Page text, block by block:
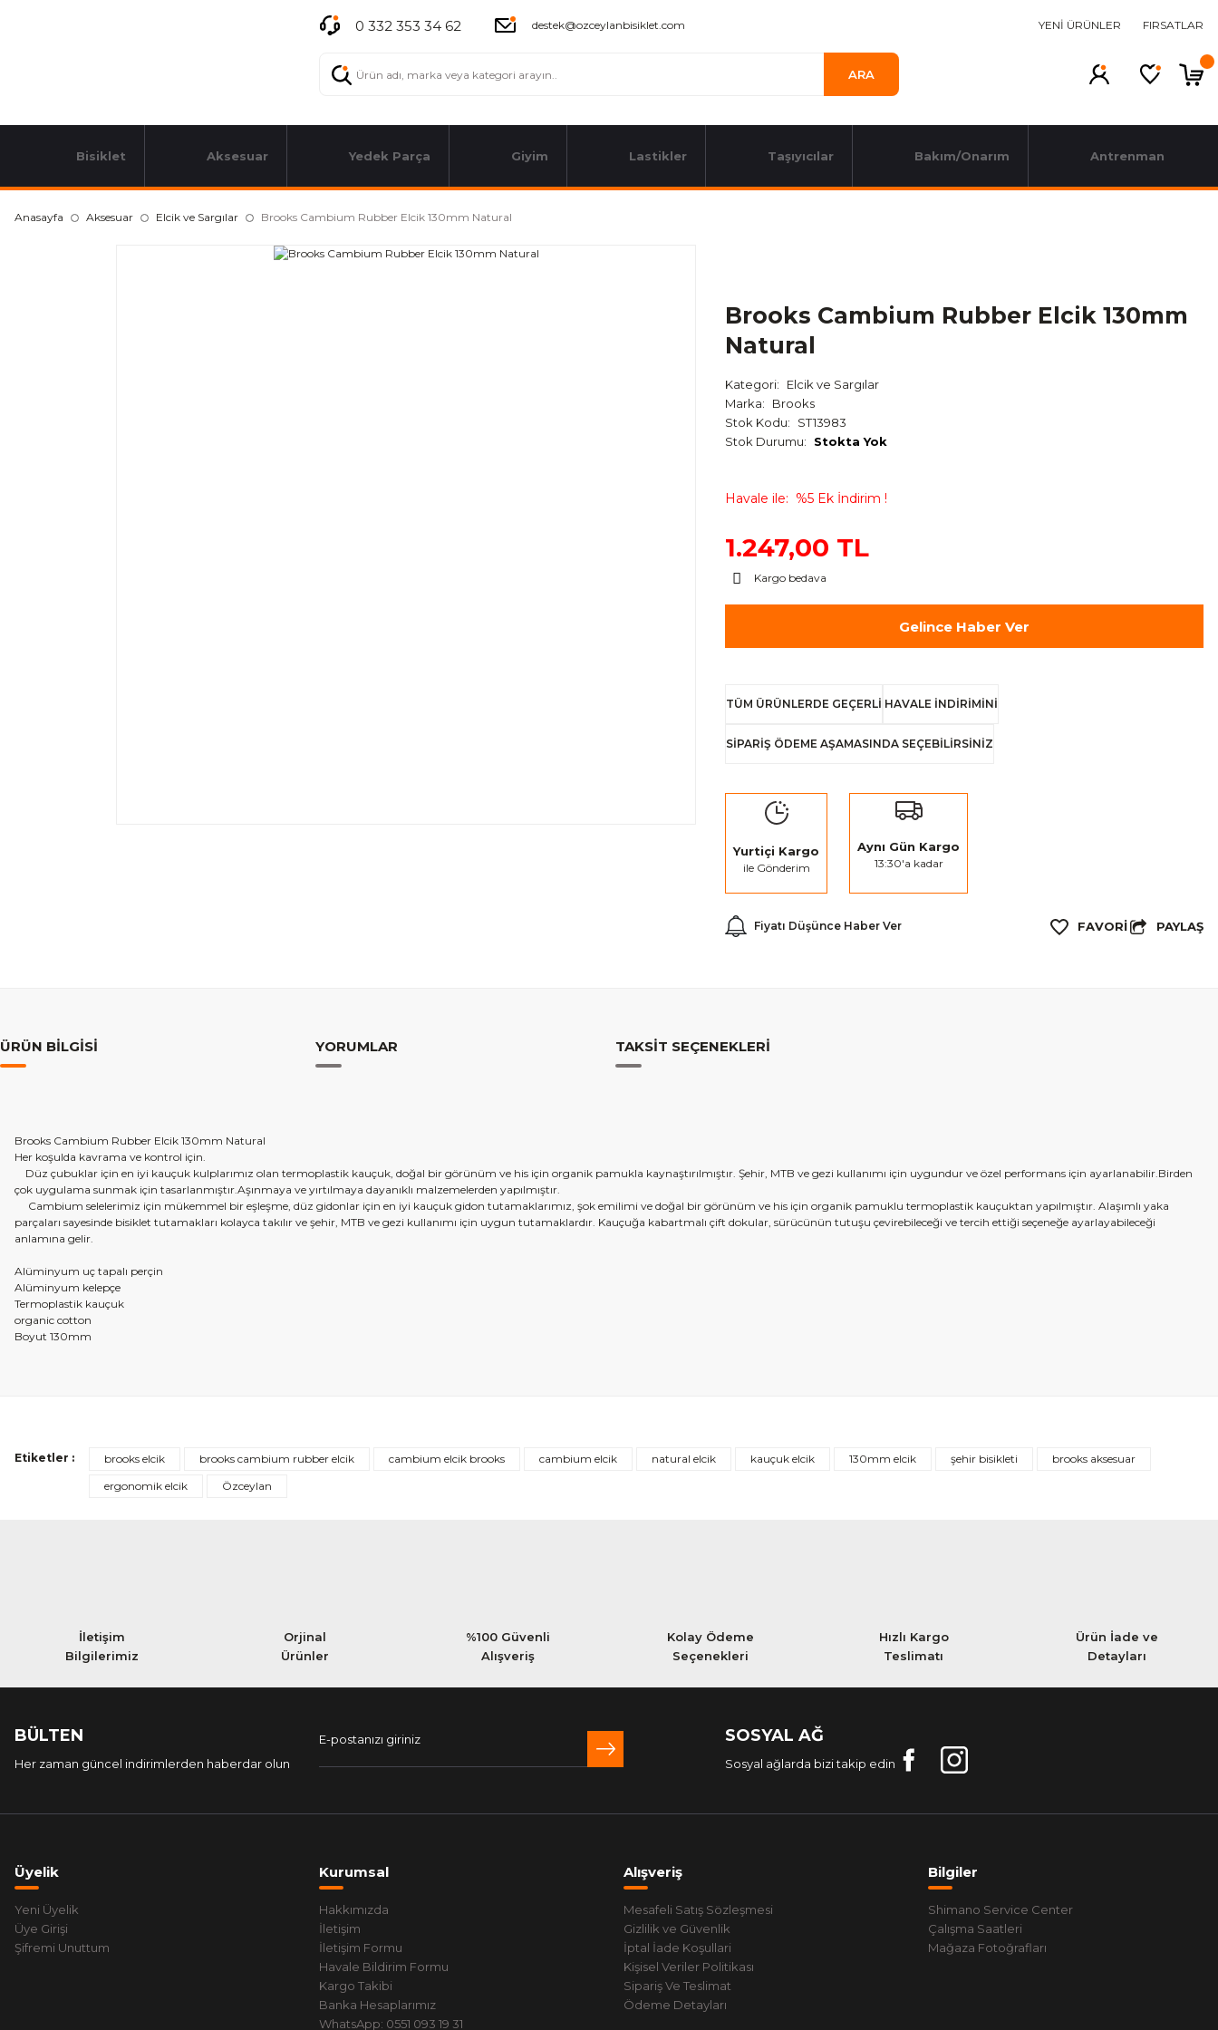
0 332 353 34 62 destek@ozceylanbisiklet.com YENİ ÜRÜNLER FIRSATLAR
ARA
Bisiklet Aksesuar Yedek Parça Giyim Lastikler Taşıyıcılar Bakım/Onarım Antrenman
Anasayfa Aksesuar Elcik ve Sargılar Brooks Cambium Rubber Elcik 130mm Natural
Brooks Cambium Rubber Elcik 130mm
Natural
Kategori
Elcik ve Sargılar
Marka
Brooks
Stok Kodu
ST13983
Stok Durumu
Stokta Yok
Havale ile %5 Ek İndirim !
1.247,00 TL
Kargo bedava
Gelince Haber Ver
TÜM ÜRÜNLERDE GEÇERLİ HAVALE İNDİRİMİNİ
SİPARİŞ ÖDEME AŞAMASINDA SEÇEBİLİRSİNİZ
Yurtiçi Kargo
ile Gönderim
Aynı Gün Kargo
13:30'a kadar
Fiyatı Düşünce Haber Ver PAYLAŞ
ÜRÜN BILGISI YORUMLAR TAKSIT SEÇENEKLERI
Brooks Cambium Rubber Elcik 130mm Natural
Her koşulda kavrama ve kontrol için.
Düz çubuklar için en iyi kauçuk kulplarımız olan termoplastik kauçuk, doğal bir görünüm ve his için organik pamukla kaynaştırılmıştır. Şehir, MTB ve gezi kullanımı için uygundur ve özel performans için ayarlanabilir.Birden
çok uygulama sunmak için tasarlanmıştır.Aşınmaya ve yırtılmaya dayanıklı malzemelerden yapılmıştır.
Cambium selelerimiz için mükemmel bir eşleşme, düz gidonlar için en iyi kauçuk gidon tutamaklarımız, şok emilimi ve doğal bir görünüm ve his için organik pamuklu termoplastik kauçuktan yapılmıştır. Alaşımlı yaka
parçaları sayesinde bisiklet tutamakları kolayca takılır ve şehir, MTB ve gezi kullanımı için uygun tutamaklardır. Kauçuğa kabartmalı çift dokular, sürücünün tutuşu çevirebileceği ve tercih ettiği seçeneğe ayarlayabileceği
anlamına gelir.
Alüminyum uç tapalı perçin
Alüminyum kelepçe
Termoplastik kauçuk
organic cotton
Boyut 130mm
Etiketler : brooks elcik brooks cambium rubber elcik cambium elcik brooks cambium elcik natural elcik kauçuk elcik 130mm elcik şehir bisikleti
brooks aksesuar
ergonomik elcik
Özceylan
İletişim
Bilgilerimiz
Orjinal
Ürünler
%100 Güvenli
Alışveriş
Kolay Ödeme
Seçenekleri
Hızlı Kargo
Teslimatı
Ürün İade ve
Detayları
BÜLTEN
Her zaman güncel indirimlerden haberdar olun
SOSYAL AĞ
Sosyal ağlarda bizi takip edin
Üyelik
Yeni Üyelik
Üye Girişi
Şifremi Unuttum
Kurumsal
Hakkımızda
İletişim
İletişim Formu
Havale Bildirim Formu
Kargo Takibi
Banka Hesaplarımız
WhatsApp: 0551 093 19 31
Alışveriş
Mesafeli Satış Sözleşmesi
Gizlilik ve Güvenlik
İptal İade Koşullari
Kişisel Veriler Politikası
Sipariş Ve Teslimat
Ödeme Detayları
Bilgiler
Shimano Service Center
Çalışma Saatleri
Mağaza Fotoğrafları